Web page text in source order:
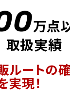
万点
取扱実績
ルートの
実現！